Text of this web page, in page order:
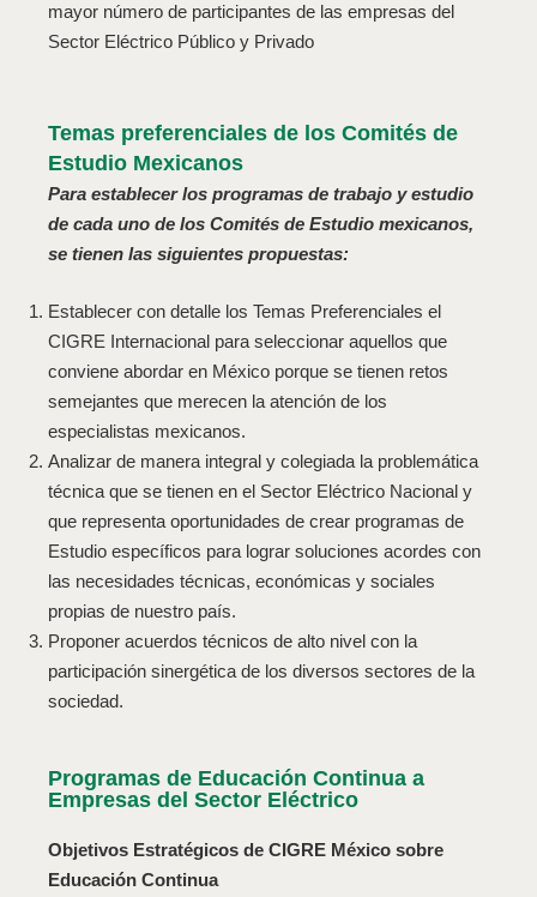
mayor número de participantes de las empresas del
Sector Eléctrico Público y Privado
Temas preferenciales de los Comités de
Estudio Mexicanos
Para establecer los programas de trabajo y estudio
de cada uno de los Comités de Estudio mexicanos,
se tienen las siguientes propuestas:
Establecer con detalle los Temas Preferenciales el
CIGRE Internacional para seleccionar aquellos que
conviene abordar en México porque se tienen retos
semejantes que merecen la atención de los
especialistas mexicanos.
Analizar de manera integral y colegiada la problemática
técnica que se tienen en el Sector Eléctrico Nacional y
que representa oportunidades de crear programas de
Estudio específicos para lograr soluciones acordes con
las necesidades técnicas, económicas y sociales
propias de nuestro país.
Proponer acuerdos técnicos de alto nivel con la
participación sinergética de los diversos sectores de la
sociedad.
Programas de Educación Continua a
Empresas del Sector Eléctrico
Objetivos Estratégicos de CIGRE México sobre
Educación Continua